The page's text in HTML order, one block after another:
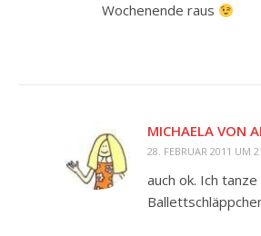
Wochenende raus
MICHAELA VON
28. FEBRUAR 2011 UM
auch ok. Ich